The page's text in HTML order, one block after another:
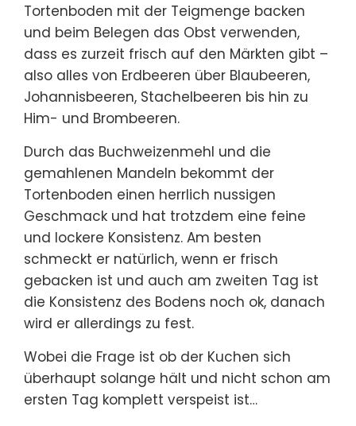
Tortenboden mit der Teigmenge backen
und beim Belegen das Obst verwenden,
dass es zurzeit frisch auf den Märkten gibt –
also alles von Erdbeeren über Blaubeeren,
Johannisbeeren, Stachelbeeren bis hin zu
Him- und Brombeeren.
Durch das Buchweizenmehl und die
gemahlenen Mandeln bekommt der
Tortenboden einen herrlich nussigen
Geschmack und hat trotzdem eine feine
und lockere Konsistenz. Am besten
schmeckt er natürlich, wenn er frisch
gebacken ist und auch am zweiten Tag ist
die Konsistenz des Bodens noch ok, danach
wird er allerdings zu fest.
Wobei die Frage ist ob der Kuchen sich
überhaupt solange hält und nicht schon am
ersten Tag komplett verspeist ist…